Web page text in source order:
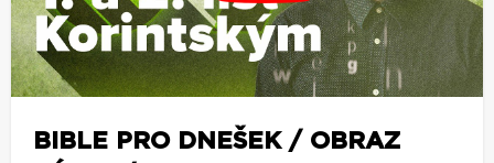
BIBLE PRO DNEŠEK / OBRAZ